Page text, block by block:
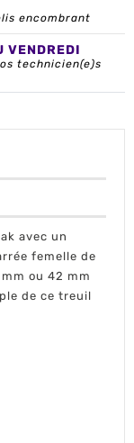
encombrant
VENDREDI
technicien(e)s
avec un
femelle de
ou 42 mm
de ce treuil